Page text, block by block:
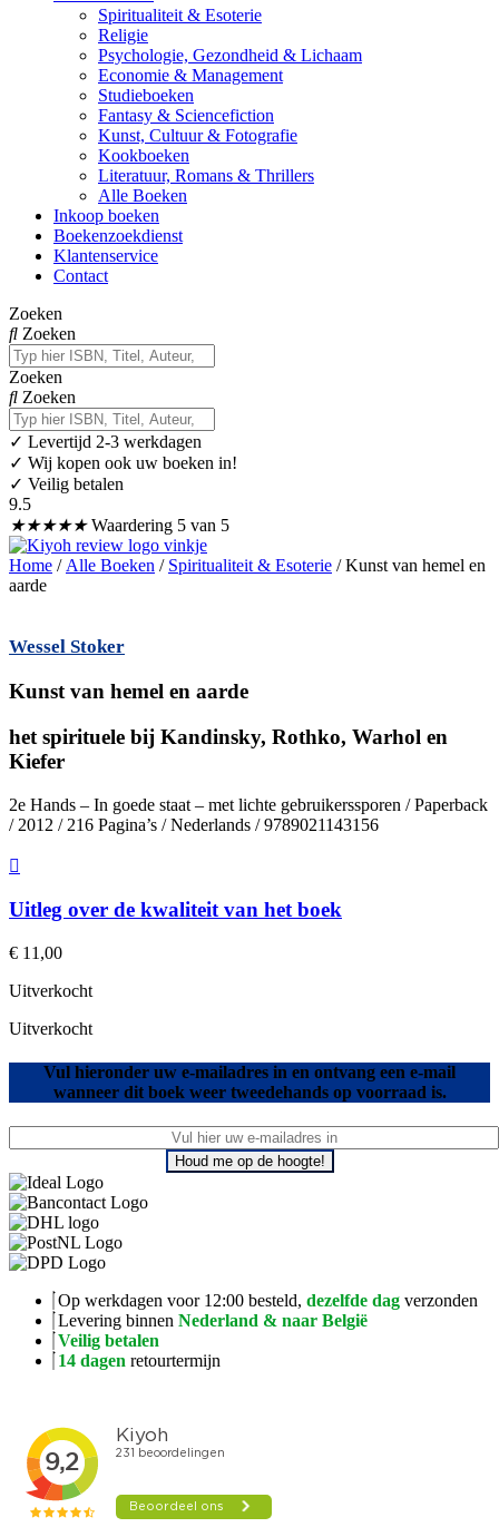
Spiritualiteit & Esoterie
Religie
Psychologie, Gezondheid & Lichaam
Economie & Management
Studieboeken
Fantasy & Sciencefiction
Kunst, Cultuur & Fotografie
Kookboeken
Literatuur, Romans & Thrillers
Alle Boeken
Inkoop boeken
Boekenzoekdienst
Klantenservice
Contact
Zoeken
Zoeken
Zoeken
Zoeken
✓ Levertijd 2-3 werkdagen
✓ Wij kopen ook uw boeken in!
✓ Veilig betalen
9.5
★★★★★ Waardering 5 van 5
Home / Alle Boeken / Spiritualiteit & Esoterie / Kunst van hemel en
aarde
Wessel Stoker
Kunst van hemel en aarde
het spirituele bij Kandinsky, Rothko, Warhol en
Kiefer
2e Hands – In goede staat – met lichte gebruikerssporen / Paperback
/ 2012 / 216 Pagina’s / Nederlands / 9789021143156
Uitleg over de kwaliteit van het boek
€ 11,00
Uitverkocht
Uitverkocht
Vul hieronder uw e-mailadres in en ontvang een e-mail
wanneer dit boek weer tweedehands op voorraad is.
Houd me op de hoogte!
Op werkdagen voor 12:00 besteld, dezelfde dag verzonden
Levering binnen Nederland & naar België
Veilig betalen
14 dagen retourtermijn